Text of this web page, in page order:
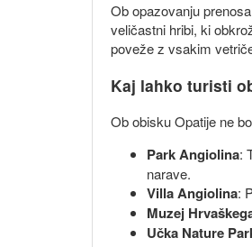
Ob opazovanju
veličastni hribi, ki
poveže z vsakim
Kaj lahko turisti
Ob obisku Opatije ne
Park Angiolina:
narave.
Villa Angiolina:
Muzej
Učka Nature